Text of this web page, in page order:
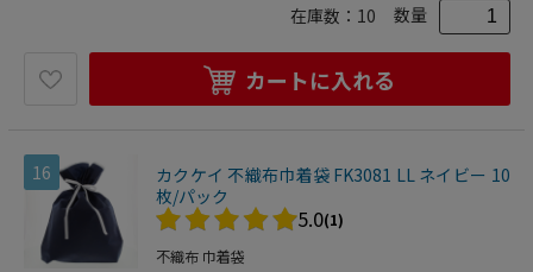
在庫数： 10 数量
カートに入れる
16
カクケイ 不織布巾着袋 FK3081 LL ネイビー 10
枚/パック
5.0(1)
不織布 巾着袋